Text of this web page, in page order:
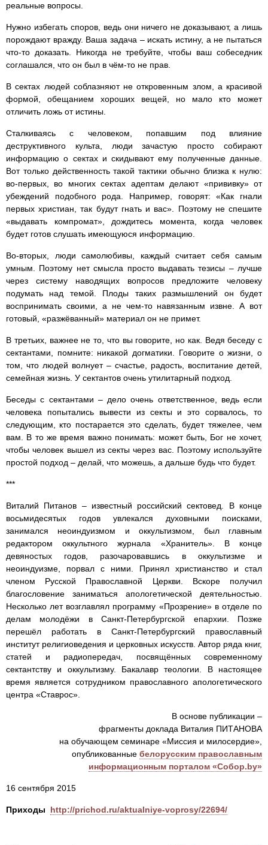
реальные вопросы.
Нужно избегать споров, ведь они ничего не доказывают, а лишь
порождают вражду. Ваша задача – искать истину, а не пытаться
что-то доказать. Никогда не требуйте, чтобы ваш собеседник
соглашался, что он был в чём-то не прав.
В сектах людей соблазняют не откровенным злом, а красивой
формой, обещанием хороших вещей, но мало кто может
отличить ложь от истины.
Сталкиваясь с человеком, попавшим под влияние
деструктивного культа, люди зачастую просто собирают
информацию о сектах и скидывают ему полученные данные.
Вот только действенность такой тактики обычно близка к нулю:
во-первых, во многих сектах адептам делают «прививку» от
убеждений подобного рода. Например, говорят: «Как гнали
первых христиан, так будут гнать и вас». Поэтому не спешите
«выдавать компромат», дождитесь момента, когда человек
будет готов слушать имеющуюся информацию.
Во-вторых, люди самолюбивы, каждый считает себя самым
умным. Поэтому нет смысла просто выдавать тезисы – лучше
через систему наводящих вопросов предложите человеку
подумать над темой. Плоды таких размышлений он будет
воспринимать своими, а не чем-то навязанным извне. А вот
готовый, «разжёванный» материал он не примет.
В третьих, важнее не то, что вы говорите, но как. Ведя беседу с
сектантами, помните: никакой догматики. Говорите о жизни, о
том, что людей волнует – счастье, радость, воспитание детей,
семейная жизнь. У сектантов очень утилитарный подход.
Беседы с сектантами – дело очень ответственное, ведь если
человека попытались вывести из секты и это сорвалось, то
следующим, кто постарается это сделать, будет тяжелее, чем
вам. В то же время важно понимать: может быть, Бог не хочет,
чтобы человек вышел из секты через вас. Поэтому используйте
простой подход – делай, что можешь, а дальше будь что будет.
***
Виталий Питанов – известный российский сектовед. В конце
восьмидесятых годов увлекался духовными поисками,
занимался неоиндуизмом и оккультизмом, был главным
редактором оккультного журнала «Хранитель». В конце
девяностых годов, разочаровавшись в оккультизме и
неоиндуизме, порвал с ними. Принял христианство и стал
членом Русской Православной Церкви. Вскоре получил
благословение заниматься апологетической деятельностью.
Несколько лет возглавлял программу «Прозрение» в отделе по
делам молодёжи в Санкт-Петербургской епархии. Позже
перешёл работать в Санкт-Петербургский православный
институт религиоведения и церковных искусств. Автор ряда книг,
статей и радиопередач, посвящённых современному
сектантству и оккультизму. Бакалавр теологии. В настоящее
время является сотрудником православного апологетического
центра «Ставрос».
В основе публикации –
фрагменты доклада Виталия ПИТАНОВА
на обучающем семинаре «Миссия и милосердие»,
опубликованные белорусским православным
информационным порталом «Собор.by»
16 сентября 2015
Приходы http://prichod.ru/aktualniye-voprosy/22694/